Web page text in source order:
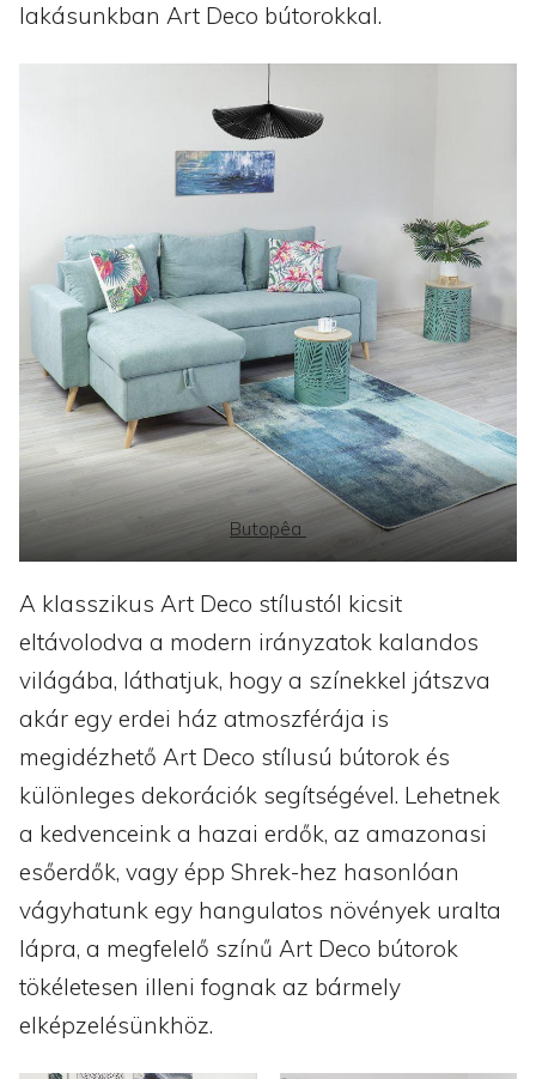
lakásunkban Art Deco bútorokkal.
Butopêa
A klasszikus Art Deco stílustól kicsit
eltávolodva a modern irányzatok kalandos
világába, láthatjuk, hogy a színekkel játszva
akár egy erdei ház atmoszférája is
megidézhető Art Deco stílusú bútorok és
különleges dekorációk segítségével. Lehetnek
a kedvenceink a hazai erdők, az amazonasi
esőerdők, vagy épp Shrek-hez hasonlóan
vágyhatunk egy hangulatos növények uralta
lápra, a megfelelő színű Art Deco bútorok
tökéletesen illeni fognak az bármely
elképzelésünkhöz.